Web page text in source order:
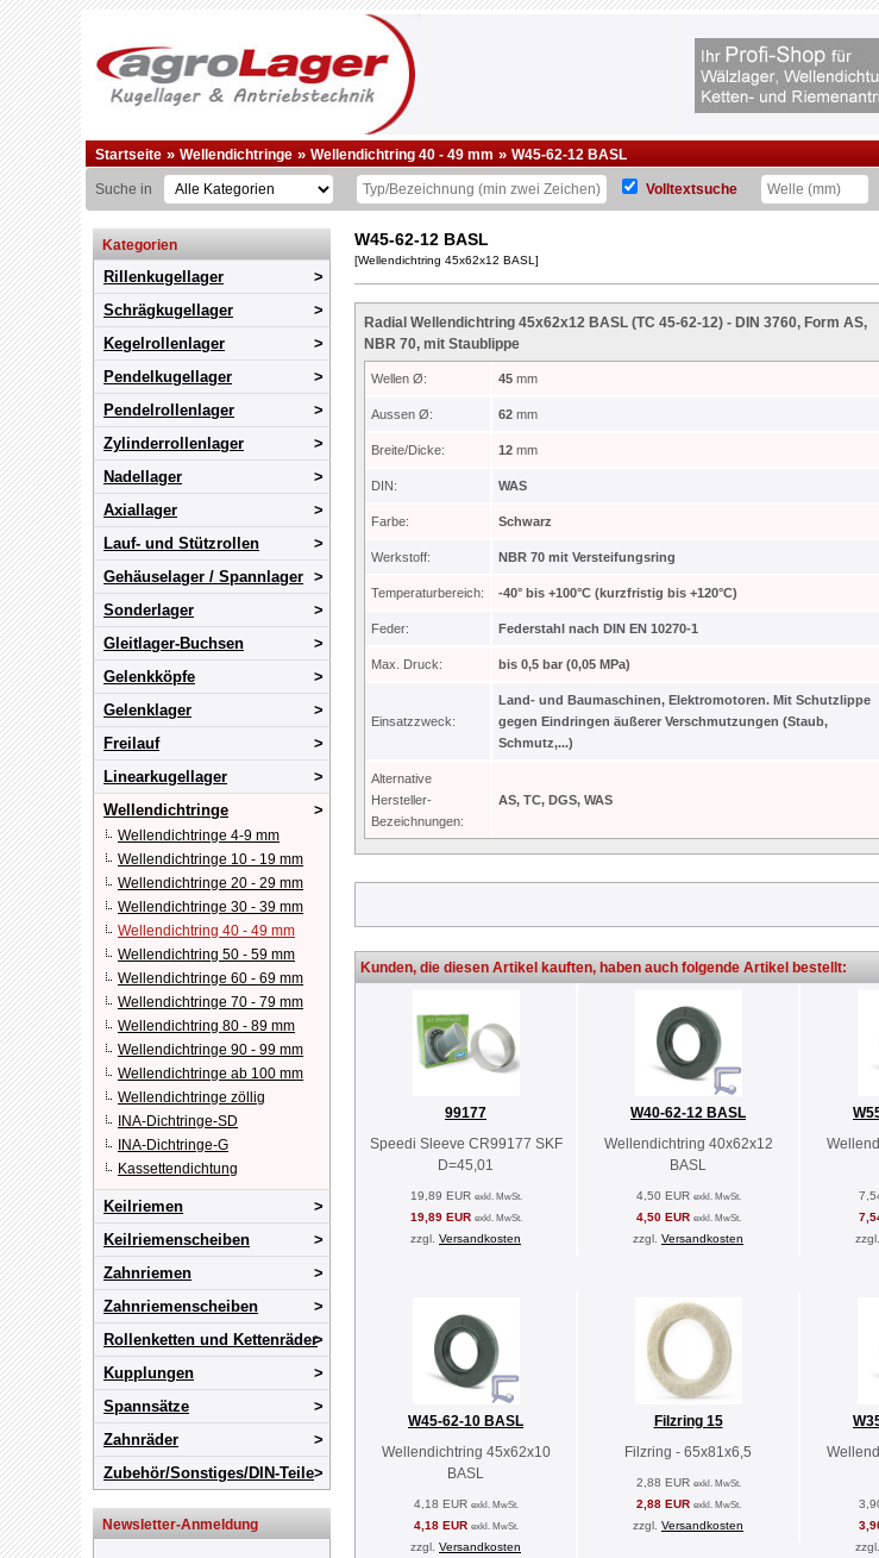
Startseite » Wellendichtringe » Wellendichtring 40 - 49 mm » W45-62-12 BASL
Suche in Volltextsuche
Kategorien
Rillenkugellager
Schrägkugellager
Kegelrollenlager
Pendelkugellager
Pendelrollenlager
Zylinderrollenlager
Nadellager
Axiallager
Lauf- und Stützrollen
Gehäuselager / Spannlager
Sonderlager
Gleitlager-Buchsen
Gelenkköpfe
Gelenklager
Freilauf
Linearkugellager
Wellendichtringe
Wellendichtringe 4-9 mm
Wellendichtringe 10 - 19 mm
Wellendichtringe 20 - 29 mm
Wellendichtringe 30 - 39 mm
Wellendichtring 40 - 49 mm
Wellendichtring 50 - 59 mm
Wellendichtringe 60 - 69 mm
Wellendichtringe 70 - 79 mm
Wellendichtring 80 - 89 mm
Wellendichtringe 90 - 99 mm
Wellendichtringe ab 100 mm
Wellendichtringe zöllig
INA-Dichtringe-SD
INA-Dichtringe-G
Kassettendichtung
Keilriemen
Keilriemenscheiben
Zahnriemen
Zahnriemenscheiben
Rollenketten und Kettenräder
Kupplungen
Spannsätze
Zahnräder
Zubehör/Sonstiges/DIN-Teile
Newsletter-Anmeldung
W45-62-12 BASL
[Wellendichtring 45x62x12 BASL]
Radial Wellendichtring 45x62x12 BASL (TC 45-62-12) - DIN 3760, Form AS,
NBR 70, mit Staublippe
Wellen Ø: 45 mm
Aussen Ø: 62 mm
Breite/Dicke: 12 mm
DIN: WAS
Farbe: Schwarz
Werkstoff: NBR 70 mit Versteifungsring
Temperaturbereich: -40° bis +100°C (kurzfristig bis +120°C)
Feder: Federstahl nach DIN EN 10270-1
Max. Druck: bis 0,5 bar (0,05 MPa)
Einsatzzweck:
Land- und Baumaschinen, Elektromotoren. Mit Schutzlippe
gegen Eindringen äußerer Verschmutzungen (Staub,
Schmutz,...)
Alternative
Hersteller-
Bezeichnungen:
AS, TC, DGS, WAS
Kunden, die diesen Artikel kauften, haben auch folgende Artikel bestellt:
99177
Speedi Sleeve CR99177 SKF
D=45,01
19,89 EUR exkl. MwSt.
19,89 EUR exkl. MwSt.
zzgl. Versandkosten
W40-62-12 BASL
Wellendichtring 40x62x12
BASL
4,50 EUR exkl. MwSt.
4,50 EUR exkl. MwSt.
zzgl. Versandkosten zzgl.
W45-62-10 BASL
Wellendichtring 45x62x10
BASL
4,18 EUR exkl. MwSt.
4,18 EUR exkl. MwSt.
zzgl. Versandkosten
Filzring 15
Filzring - 65x81x6,5
2,88 EUR exkl. MwSt.
2,88 EUR exkl. MwSt.
zzgl. Versandkosten
zzgl.